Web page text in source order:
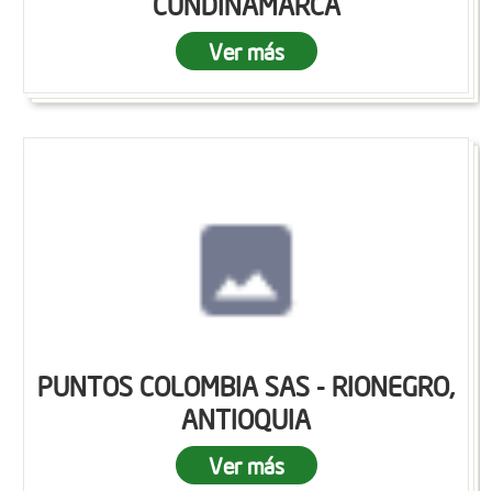
Ver más
PUNTOS COLOMBIA SAS - RIONEGRO,
ANTIOQUIA
Ver más